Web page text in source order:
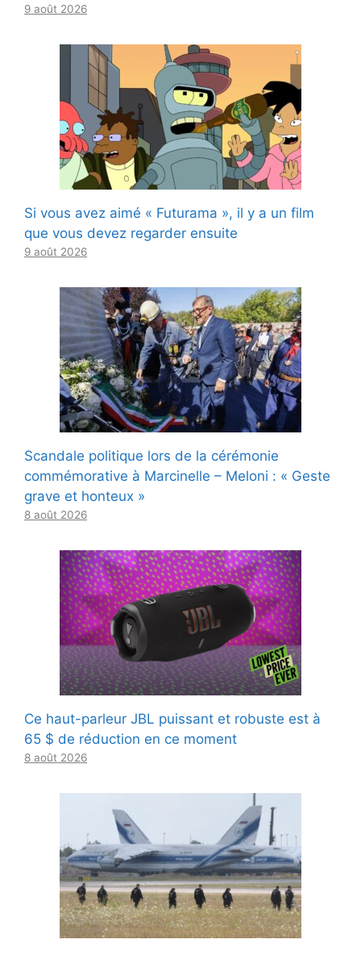
9 août 2026
Si vous avez aimé « Futurama », il y a un film
que vous devez regarder ensuite
9 août 2026
Scandale politique lors de la cérémonie
commémorative à Marcinelle – Meloni : « Geste
grave et honteux »
8 août 2026
Ce haut-parleur JBL puissant et robuste est à
65 $ de réduction en ce moment
8 août 2026